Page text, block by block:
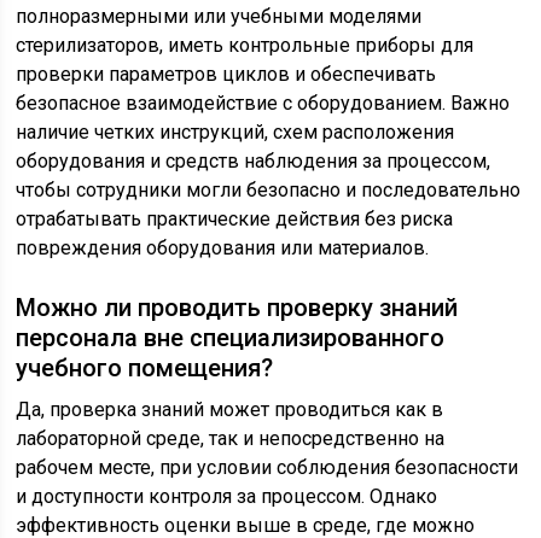
полноразмерными или учебными моделями
стерилизаторов, иметь контрольные приборы для
проверки параметров циклов и обеспечивать
безопасное взаимодействие с оборудованием. Важно
наличие четких инструкций, схем расположения
оборудования и средств наблюдения за процессом,
чтобы сотрудники могли безопасно и последовательно
отрабатывать практические действия без риска
повреждения оборудования или материалов.
Можно ли проводить проверку знаний
персонала вне специализированного
учебного помещения?
Да, проверка знаний может проводиться как в
лабораторной среде, так и непосредственно на
рабочем месте, при условии соблюдения безопасности
и доступности контроля за процессом. Однако
эффективность оценки выше в среде, где можно